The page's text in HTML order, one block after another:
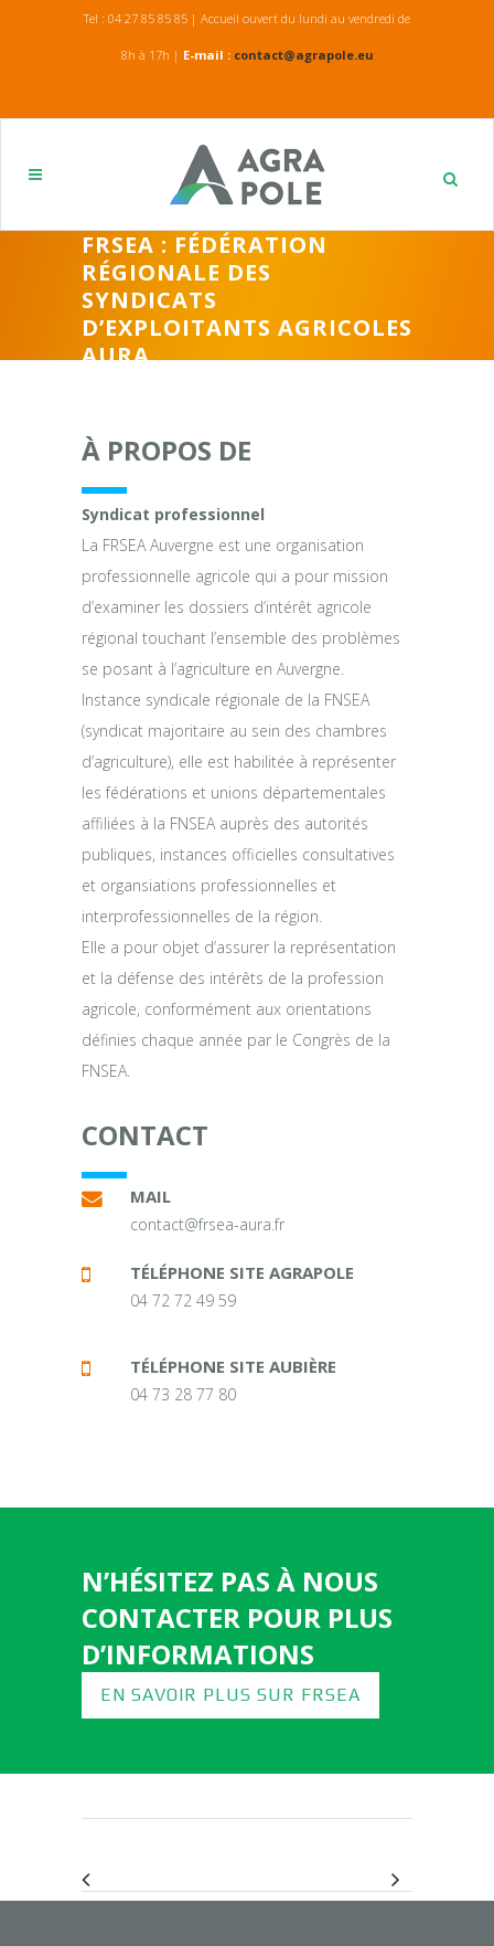
Tel : 04 27 85 85 85 | Accueil ouvert du lundi au vendredi de
8h à 17h | E-mail : contact@agrapole.eu
FRSEA : FÉDÉRATION
RÉGIONALE DES
SYNDICATS
D’EXPLOITANTS AGRICOLES
AURA
À PROPOS DE
Syndicat professionnel
La FRSEA Auvergne est une organisation
professionnelle agricole qui a pour mission
d’examiner les dossiers d’intérêt agricole
régional touchant l’ensemble des problèmes
se posant à l’agriculture en Auvergne.
Instance syndicale régionale de la FNSEA
(syndicat majoritaire au sein des chambres
d’agriculture), elle est habilitée à représenter
les fédérations et unions départementales
affiliées à la FNSEA auprès des autorités
publiques, instances officielles consultatives
et organsiations professionnelles et
interprofessionnelles de la région.
Elle a pour objet d’assurer la représentation
et la défense des intérêts de la profession
agricole, conformément aux orientations
définies chaque année par le Congrès de la
FNSEA.
CONTACT
MAIL
contact@frsea-aura.fr
TÉLÉPHONE SITE AGRAPOLE
04 72 72 49 59
TÉLÉPHONE SITE AUBIÈRE
04 73 28 77 80
N’HÉSITEZ PAS À NOUS
CONTACTER POUR PLUS
D’INFORMATIONS
EN SAVOIR PLUS SUR FRSEA